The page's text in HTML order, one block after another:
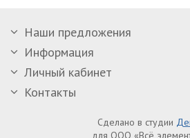
Наши предложения
Информация
Личный кабинет
Контакты
Сделано в студии
для ООО «Всё